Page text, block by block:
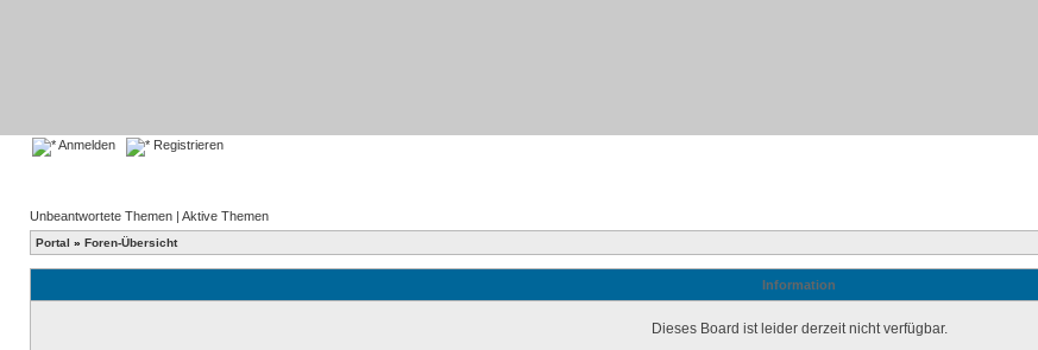
Anmelden Registrieren
Unbeantwortete Themen | Aktive Themen
Portal » Foren-Übersicht
Information
Dieses Board ist leider derzeit nicht verfügbar.